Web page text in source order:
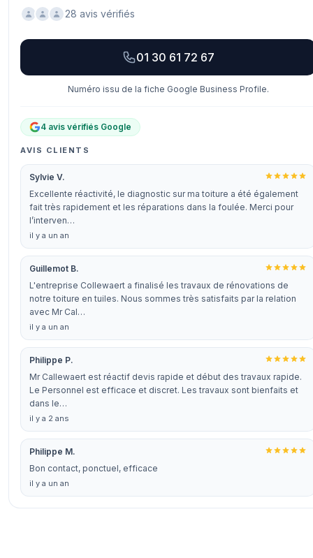
28 avis vérifiés
01 30 61 72 67
Numéro issu de la fiche Google Business Profile.
4 avis vérifiés Google
AVIS CLIENTS
Sylvie V.
Excellente réactivité, le diagnostic sur ma toiture a été également
fait très rapidement et les réparations dans la foulée. Merci pour
l’interven…
il y a un an
Guillemot B.
L'entreprise Collewaert a finalisé les travaux de rénovations de
notre toiture en tuiles. Nous sommes très satisfaits par la relation
avec Mr Cal…
il y a un an
Philippe P.
Mr Callewaert est réactif devis rapide et début des travaux rapide.
Le Personnel est efficace et discret. Les travaux sont bienfaits et
dans le…
il y a 2 ans
Philippe M.
Bon contact, ponctuel, efficace
il y a un an